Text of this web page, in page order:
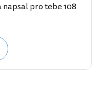
napsal pro tebe 108